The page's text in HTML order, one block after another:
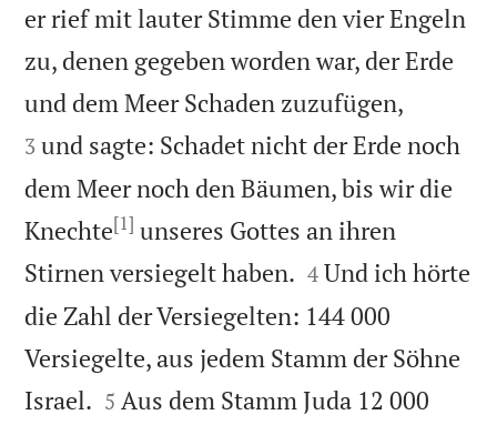
er rief mit lauter Stimme den vier Engeln
zu, denen gegeben worden war, der Erde
und dem Meer Schaden zuzufügen,
3 und sagte: Schadet nicht der Erde noch
dem Meer noch den Bäumen, bis wir die
Knechte[1] unseres Gottes an ihren
Stirnen versiegelt haben. 

4 Und ich hörte
die Zahl der Versiegelten: 144 000
Versiegelte, aus jedem Stamm der Söhne
Israel. 

5 Aus dem Stamm Juda 12 000